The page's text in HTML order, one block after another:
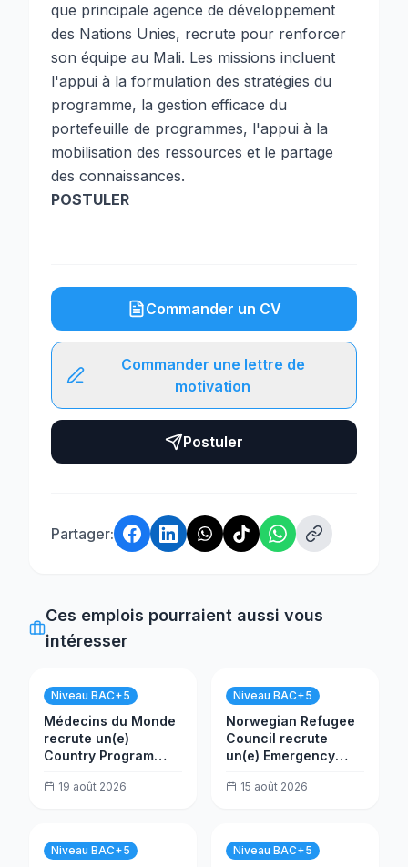
que principale agence de développement
des Nations Unies, recrute pour renforcer
son équipe au Mali. Les missions incluent
l'appui à la formulation des stratégies du
programme, la gestion efficace du
portefeuille de programmes, l'appui à la
mobilisation des ressources et le partage
des connaissances.
POSTULER
Commander un CV
Commander une lettre de
motivation
Postuler
Partager:
Ces emplois pourraient aussi vous
intéresser
Niveau BAC+5
Médecins du Monde
recrute un(e)
Country Program
19 août 2026
Niveau BAC+5
Norwegian Refugee
Council recrute
un(e) Emergency
15 août 2026
Niveau BAC+5 Niveau BAC+5